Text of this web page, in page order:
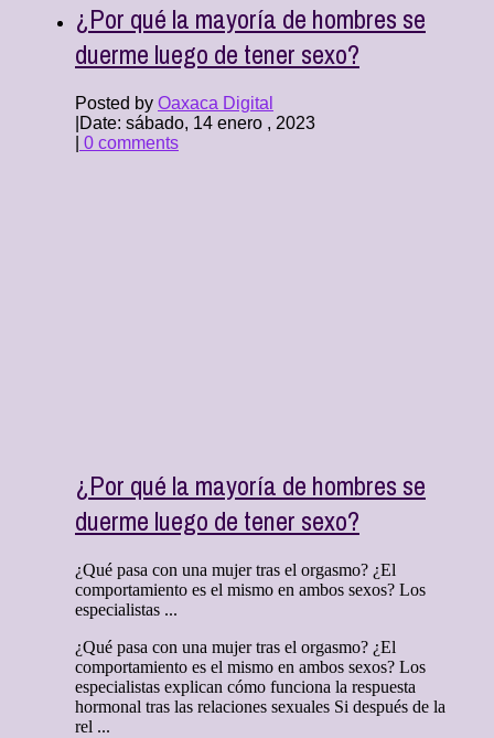
¿Por qué la mayoría de hombres se
duerme luego de tener sexo?
Posted by Oaxaca Digital
Date: sábado, 14 enero , 2023
0 comments
¿Por qué la mayoría de hombres se
duerme luego de tener sexo?
¿Qué pasa con una mujer tras el orgasmo? ¿El
comportamiento es el mismo en ambos sexos? Los
especialistas ...
¿Qué pasa con una mujer tras el orgasmo? ¿El
comportamiento es el mismo en ambos sexos? Los
especialistas explican cómo funciona la respuesta
hormonal tras las relaciones sexuales Si después de la
rel ...